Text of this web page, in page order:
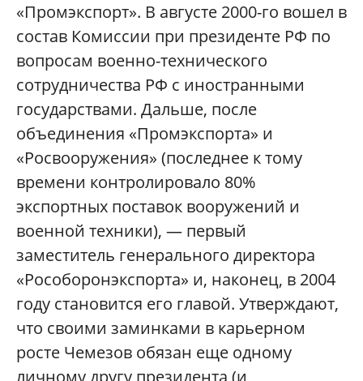
«Промэкспорт». В августе 2000-го вошел в
состав Комиссии при президенте РФ по
вопросам военно-технического
сотрудничества РФ с иностранными
государствами. Дальше, после
объединения «Промэкспорта» и
«Росвооружения» (последнее к тому
времени контролировало 80%
экспортных поставок вооружений и
военной техники), — первый
заместитель генерального директора
«Рособоронэкспорта» и, наконец, в 2004
году становится его главой. Утверждают,
что своими заминками в карьерном
росте Чемезов обязан еще одному